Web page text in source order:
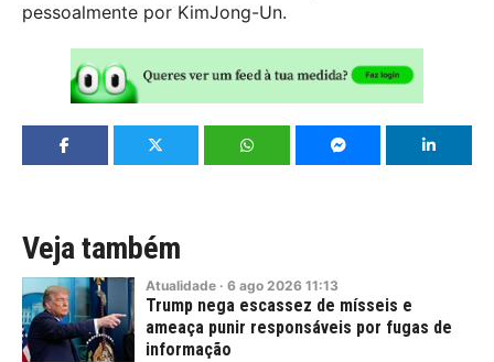
pessoalmente por KimJong-Un.
Veja também
Atualidade · 6 ago 2026 11:13
Trump nega escassez de mísseis e
ameaça punir responsáveis por fugas de
informação